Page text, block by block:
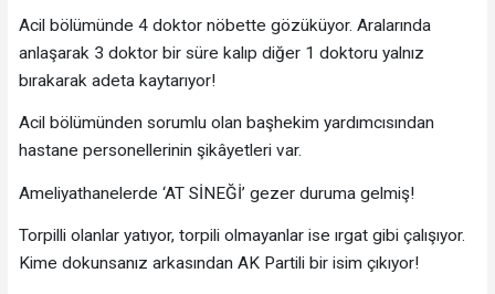
Acil bölümünde 4 doktor nöbette gözüküyor. Aralarında
anlaşarak 3 doktor bir süre kalıp diğer 1 doktoru yalnız
bırakarak adeta kaytarıyor!
Acil bölümünden sorumlu olan başhekim yardımcısından
hastane personellerinin şikâyetleri var.
Ameliyathanelerde ‘AT SİNEĞİ’ gezer duruma gelmiş!
Torpilli olanlar yatıyor, torpili olmayanlar ise ırgat gibi çalışıyor.
Kime dokunsanız arkasından AK Partili bir isim çıkıyor!